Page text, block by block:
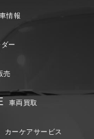
情報
ー
売
車両買取
カーケアサービス